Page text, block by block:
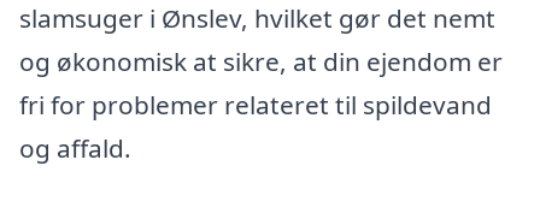
slamsuger i Ønslev, hvilket gør det nemt
og økonomisk at sikre, at din ejendom er
fri for problemer relateret til spildevand
og affald.